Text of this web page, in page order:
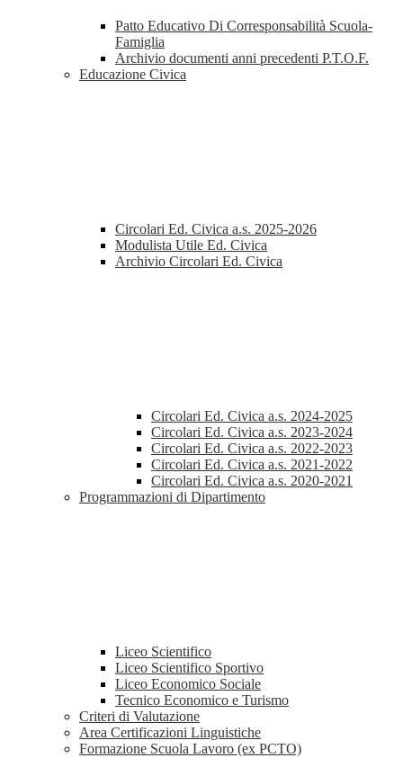
Patto Educativo Di Corresponsabilità Scuola-
Famiglia
Archivio documenti anni precedenti P.T.O.F.
Educazione Civica
Circolari Ed. Civica a.s. 2025-2026
Modulista Utile Ed. Civica
Archivio Circolari Ed. Civica
Circolari Ed. Civica a.s. 2024-2025
Circolari Ed. Civica a.s. 2023-2024
Circolari Ed. Civica a.s. 2022-2023
Circolari Ed. Civica a.s. 2021-2022
Circolari Ed. Civica a.s. 2020-2021
Programmazioni di Dipartimento
Liceo Scientifico
Liceo Scientifico Sportivo
Liceo Economico Sociale
Tecnico Economico e Turismo
Criteri di Valutazione
Area Certificazioni Linguistiche
Formazione Scuola Lavoro (ex PCTO)